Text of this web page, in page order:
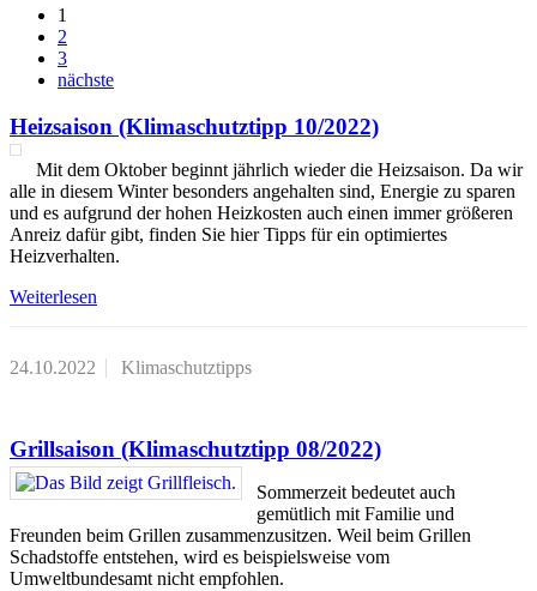
1
2
3
nächste
Heizsaison (Klimaschutztipp 10/2022)
Mit dem Oktober beginnt jährlich wieder die Heizsaison. Da wir
alle in diesem Winter besonders angehalten sind, Energie zu sparen
und es aufgrund der hohen Heizkosten auch einen immer größeren
Anreiz dafür gibt, finden Sie hier Tipps für ein optimiertes
Heizverhalten.
Weiterlesen
24.10.2022 Klimaschutztipps
Grillsaison (Klimaschutztipp 08/2022)
Sommerzeit bedeutet auch
gemütlich mit Familie und
Freunden beim Grillen zusammenzusitzen. Weil beim Grillen
Schadstoffe entstehen, wird es beispielsweise vom
Umweltbundesamt nicht empfohlen.